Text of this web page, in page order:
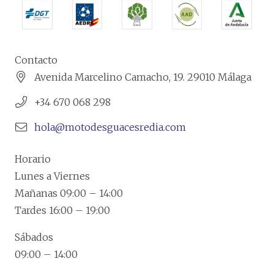
Contacto
Avenida Marcelino Camacho, 19. 29010 Málaga
+34 670 068 298
hola@motodesguacesredia.com
Horario
Lunes a Viernes
Mañanas 09:00 – 14:00
Tardes 16:00 – 19:00
Sábados
09:00 – 14:00